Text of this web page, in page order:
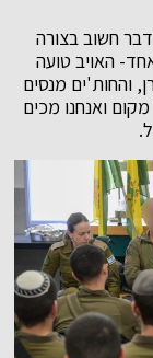
חשוב בצורה
האויב טועה
והחות'ים מנסים
ואנחנו מכים